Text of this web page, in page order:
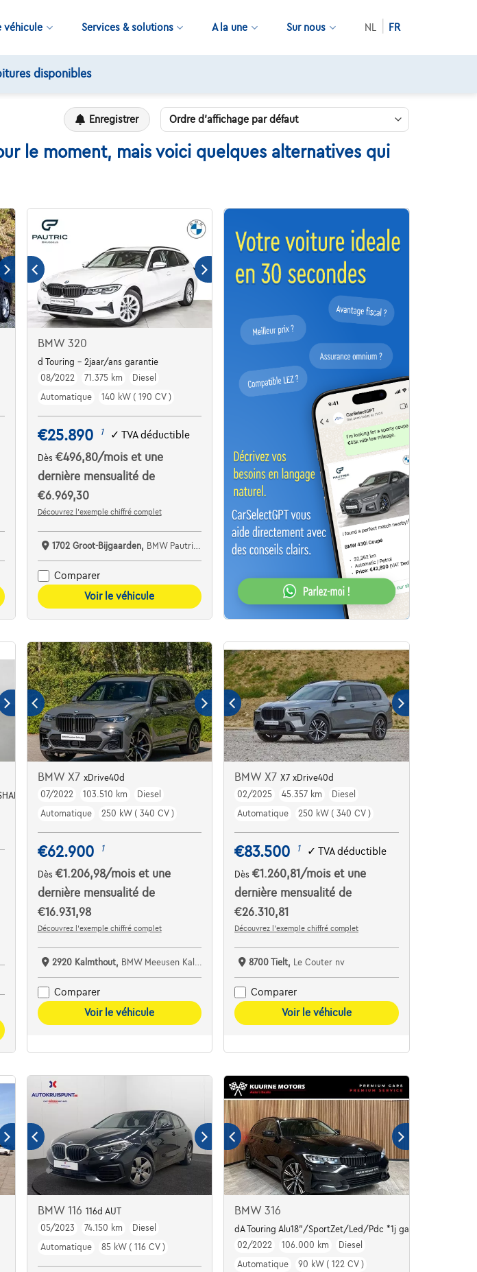
véhicule Services & solutions A la une Sur nous NL FR
qualité par Touring
Enregistrer
le moment, mais voici quelques alternatives qui
BMW 320
d Touring - 2jaar/ans garantie
08/2022
71.375 km
Diesel
Automatique
140 kW ( 190 CV )
€25.890 1 ✓ TVA déductible
Dès €496,80/mois et une
dernière mensualité de
€6.969,30
Découvrez l’exemple chiffré complet
1702 Groot-Bijgaarden, BMW Pautric Groot Bijgaarden
Comparer
Voir le véhicule
LINE
BMW X7 xDrive40d
07/2022
103.510 km
Diesel
Automatique
250 kW ( 340 CV )
€62.900 1
Dès €1.206,98/mois et une
dernière mensualité de
€16.931,98
Découvrez l’exemple chiffré complet
2920 Kalmthout, BMW Meeusen Kalmthout
Comparer
Voir le véhicule
BMW X7X7 xDrive40d
02/2025
45.357 km
Diesel
Automatique
250 kW ( 340 CV )
€83.500 1 ✓TVA déductible
Dès€1.260,81 /moiset une
dernière mensualité de
€26.310,81
Découvrez l’exemple chiffré complet
8700 Tielt, Le Couter nv
Comparer
Voir le véhicule
BMW 116 116d AUT
05/2023
74.150 km
Diesel
Automatique
85 kW ( 116 CV )
BMW 316
dA Touring Alu18"/SportZet/Led/Pdc *1j garantie*
02/2022
106.000 km
Diesel
Automatique
90 kW ( 122 CV )